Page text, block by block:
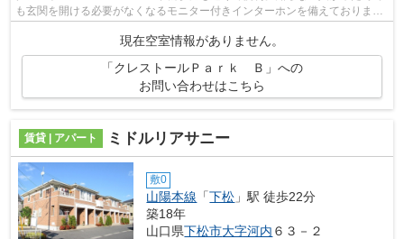
も玄関を開ける必要がなくなるモニター付きインターホンを備えておりま
現在空室情報がありません。
「クレストールＰａｒｋ Ｂ」への
お問い合わせはこちら
賃貸 | アパート ミドルリアサニー
敷0
山陽本線 「下松 」駅 徒歩22分
築18年
山口県下松市大字河内 ６３－２